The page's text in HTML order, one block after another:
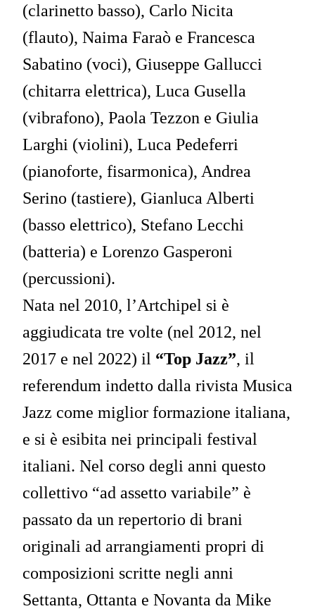
(clarinetto basso), Carlo Nicita
(flauto), Naima Faraò e Francesca
Sabatino (voci), Giuseppe Gallucci
(chitarra elettrica), Luca Gusella
(vibrafono), Paola Tezzon e Giulia
Larghi (violini), Luca Pedeferri
(pianoforte, fisarmonica), Andrea
Serino (tastiere), Gianluca Alberti
(basso elettrico), Stefano Lecchi
(batteria) e Lorenzo Gasperoni
(percussioni).
Nata nel 2010, l’Artchipel si è
aggiudicata tre volte (nel 2012, nel
2017 e nel 2022) il “Top Jazz”, il
referendum indetto dalla rivista Musica
Jazz come miglior formazione italiana,
e si è esibita nei principali festival
italiani. Nel corso degli anni questo
collettivo “ad assetto variabile” è
passato da un repertorio di brani
originali ad arrangiamenti propri di
composizioni scritte negli anni
Settanta, Ottanta e Novanta da Mike